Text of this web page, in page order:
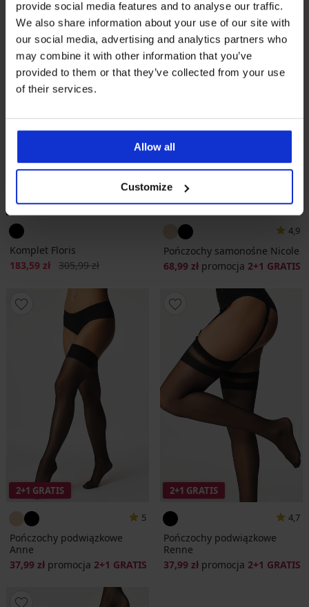
provide social media features and to analyse our traffic.
We also share information about your use of our site with
our social media, advertising and analytics partners who
may combine it with other information that you’ve
provided to them or that they’ve collected from your use
of their services.
Allow all
Customize
Wyprzedaż -40%
Komplet Floris
Zniżka
183,59 zł Pierwotna cena
305,99 zł
2+1 GRATIS
4,9
Pończochy samonośne Nicole
68,99 zł promocja 2+1 GRATIS
2+1 GRATIS
5
Pończochy podwiązkowe
Anne
37,99 zł promocja 2+1 GRATIS
2+1 GRATIS
4,7
Pończochy podwiązkowe
Renne
37,99 zł promocja 2+1 GRATIS